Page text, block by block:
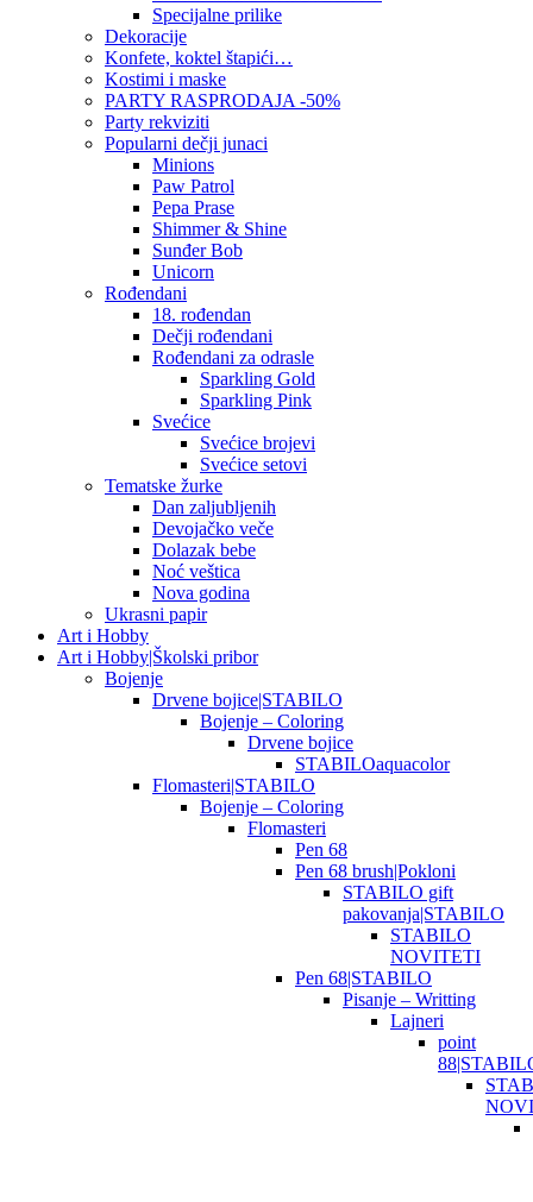
Specijalne prilike
Dekoracije
Konfete, koktel štapići…
Kostimi i maske
PARTY RASPRODAJA -50%
Party rekviziti
Popularni dečji junaci
Minions
Paw Patrol
Pepa Prase
Shimmer & Shine
Sunđer Bob
Unicorn
Rođendani
18. rođendan
Dečji rođendani
Rođendani za odrasle
Sparkling Gold
Sparkling Pink
Svećice
Svećice brojevi
Svećice setovi
Tematske žurke
Dan zaljubljenih
Devojačko veče
Dolazak bebe
Noć veštica
Nova godina
Ukrasni papir
Art i Hobby
Art i Hobby|Školski pribor
Bojenje
Drvene bojice|STABILO
Bojenje – Coloring
Drvene bojice
STABILOaquacolor
Flomasteri|STABILO
Bojenje – Coloring
Flomasteri
Pen 68
Pen 68 brush|Pokloni
STABILO gift
pakovanja|STABILO
STABILO
NOVITETI
Pen 68|STABILO
Pisanje – Writting
Lajneri
point